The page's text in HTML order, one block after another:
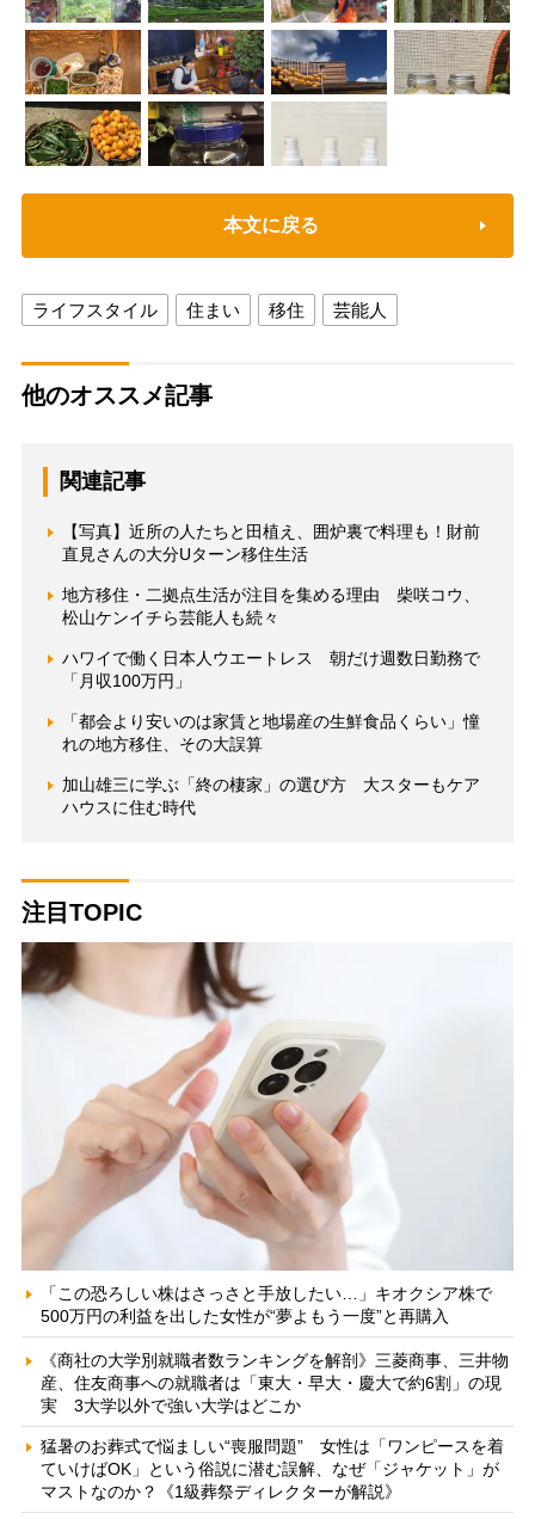
本文に戻る
ライフスタイル 住まい 移住 芸能人
他のオススメ記事
関連記事
【写真】近所の人たちと田植え、囲炉裏で料理も！財前
直見さんの大分Uターン移住生活
地方移住・二拠点生活が注目を集める理由 柴咲コウ、
松山ケンイチら芸能人も続々
ハワイで働く日本人ウエートレス 朝だけ週数日勤務で
「月収100万円」
「都会より安いのは家賃と地場産の生鮮食品くらい」憧
れの地方移住、その大誤算
加山雄三に学ぶ「終の棲家」の選び方 大スターもケア
ハウスに住む時代
注目TOPIC
「この恐ろしい株はさっさと手放したい…」キオクシア株で
500万円の利益を出した女性が“夢よもう一度”と再購入
《商社の大学別就職者数ランキングを解剖》三菱商事、三井物
産、住友商事への就職者は「東大・早大・慶大で約6割」の現
実 3大学以外で強い大学はどこか
猛暑のお葬式で悩ましい“喪服問題” 女性は「ワンピースを着
ていけばOK」という俗説に潜む誤解、なぜ「ジャケット」が
マストなのか？《1級葬祭ディレクターが解説》